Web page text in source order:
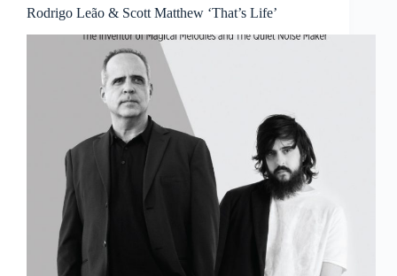
Rodrigo Leão & Scott Matthew ‘That’s Life’